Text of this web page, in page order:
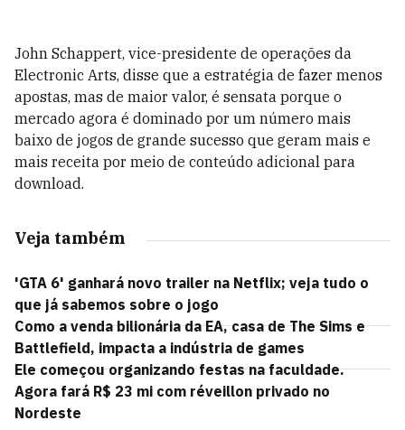
John Schappert, vice-presidente de operações da
Electronic Arts, disse que a estratégia de fazer menos
apostas, mas de maior valor, é sensata porque o
mercado agora é dominado por um número mais
baixo de jogos de grande sucesso que geram mais e
mais receita por meio de conteúdo adicional para
download.
Veja também
'GTA 6' ganhará novo trailer na Netflix; veja tudo o
que já sabemos sobre o jogo
Como a venda bilionária da EA, casa de The Sims e
Battlefield, impacta a indústria de games
Ele começou organizando festas na faculdade.
Agora fará R$ 23 mi com réveillon privado no
Nordeste